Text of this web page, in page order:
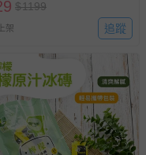
$1199
架 追蹤